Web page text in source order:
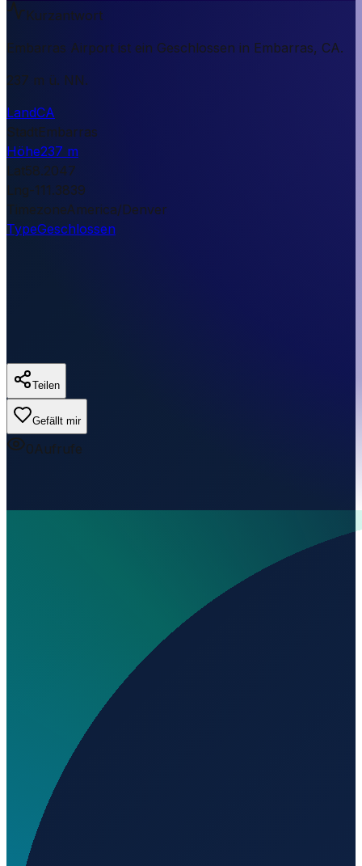
Kurzantwort
Embarras Airport ist ein Geschlossen in Embarras, CA.
237 m ü. NN.
LandCA
StadtEmbarras
Höhe237 m
Lat58.2047
Lng-111.3839
TimezoneAmerica/Denver
TypeGeschlossen
Teilen
Gefällt mir
0Aufrufe
Wo liegt Embarras Airport?